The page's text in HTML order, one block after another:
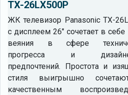
TX-26LX500P
ЖК телевизор Panasonic TX-
с дисплеем 26" сочетает в
веяния в сфере
прогресса и
предпочтений. Простота и
стиля выигрышно
качественным